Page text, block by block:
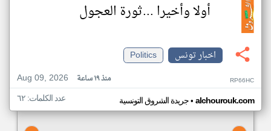
أولا وأخيرا ...ثورة العجول
اخبار تونس
Politics
Aug 09, 2026
منذ ١٩ ساعة RP66HC
جريدة الشروق التونسية• alchourouk.com عدد الكلمات: ٦٢